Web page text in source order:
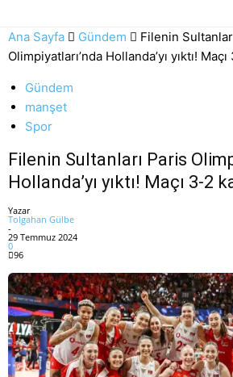
Ana Sayfa Gündem
Filenin
Olimpiyatları’nda Hollanda’yı yıktı!
Gündem
manşet
Spor
Filenin Sultanları Paris
Hollanda’yı yıktı! Maçı 3-2
Yazar
Tolgahan Gülbe
-
29 Temmuz 2024
0
96